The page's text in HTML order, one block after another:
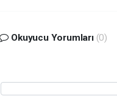
Okuyucu Yorumları (0)